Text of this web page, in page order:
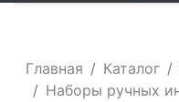
Главная Каталог
Наборы ручных